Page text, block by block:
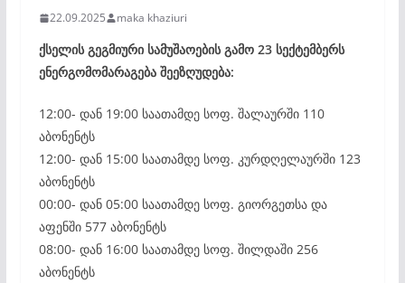
22.09.2025 maka khaziuri
ქსელის გეგმიური სამუშაოების გამო 23 სექტემბერს
ენერგომომარაგება შეეზღუდება:
12:00- დან 19:00 საათამდე სოფ. შალაურში 110
აბონენტს
12:00- დან 15:00 საათამდე სოფ. კურდღელაურში 123
აბონენტს
00:00- დან 05:00 საათამდე სოფ. გიორგეთსა და
აფენში 577 აბონენტს
08:00- დან 16:00 საათამდე სოფ. შილდაში 256
აბონენტს